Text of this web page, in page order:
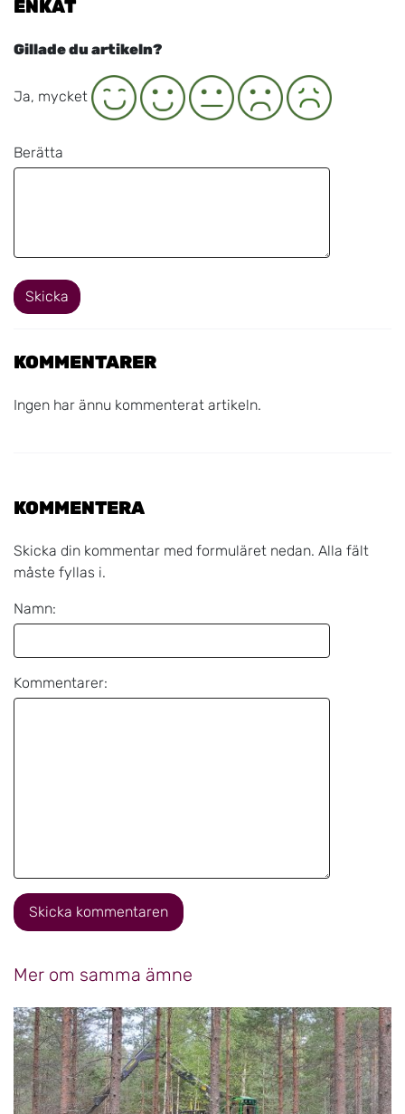
ENKÄT
Gillade du artikeln?
Ja, mycket
Ja Neutral Nej Nej, inte alls
Berätta
Skicka
KOMMENTARER
Ingen har ännu kommenterat artikeln.
KOMMENTERA
Skicka din kommentar med formuläret nedan. Alla fält
måste fyllas i.
Namn:
Kommentarer:
Skicka kommentaren
Mer om samma ämne